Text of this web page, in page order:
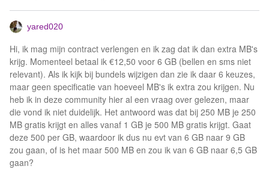
yared020
Hi, ik mag mijn contract verlengen en ik zag dat ik dan extra MB's
krijg. Momenteel betaal ik €12,50 voor 6 GB (bellen en sms niet
relevant). Als ik kijk bij bundels wijzigen dan zie ik daar 6 keuzes,
maar geen specificatie van hoeveel MB's ik extra zou krijgen. Nu
heb ik in deze community hier al een vraag over gelezen, maar
die vond ik niet duidelijk. Het antwoord was dat bij 250 MB je 250
MB gratis krijgt en alles vanaf 1 GB je 500 MB gratis krijgt. Gaat
deze 500 per GB, waardoor ik dus nu evt van 6 GB naar 9 GB
zou gaan, of is het maar 500 MB en zou ik van 6 GB naar 6,5 GB
gaan?